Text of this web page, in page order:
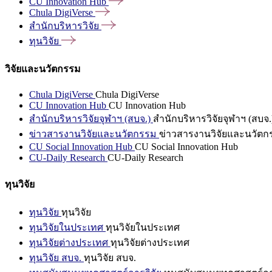
Chula DigiVerse
สำนักบริหารวิจัย
ทุนวิจัย
วิจัยและนวัตกรรม
Chula DigiVerse Chula DigiVerse
CU Innovation Hub CU Innovation Hub
สำนักบริหารวิจัยจุฬาฯ (สบจ.) สำนักบริหารวิจัยจุฬาฯ (สบจ
ข่าวสารงานวิจัยและนวัตกรรม ข่าวสารงานวิจัยและนวัตก
CU Social Innovation Hub CU Social Innovation Hub
CU-Daily Research CU-Daily Research
ทุนวิจัย
ทุนวิจัย ทุนวิจัย
ทุนวิจัยในประเทศ ทุนวิจัยในประเทศ
ทุนวิจัยต่างประเทศ ทุนวิจัยต่างประเทศ
ทุนวิจัย สบจ. ทุนวิจัย สบจ.